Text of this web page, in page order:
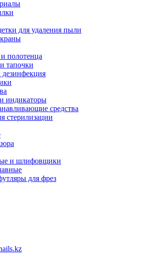
для удаления пыли
полотенца
тапочки
дезинфекция
индикаторы
средства
стерилизации
и шлифовщики
для фрез